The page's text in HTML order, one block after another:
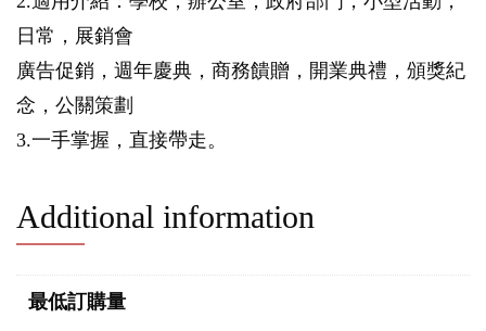
日常，展銷會
廣告促銷，週年慶典，商務饋贈，開業典禮，頒獎紀
念，公關策劃
3.一手掌握，直接帶走。
Additional information
最低訂購量